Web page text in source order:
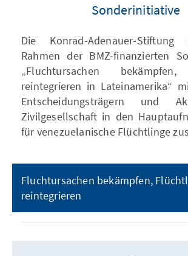
Sonderinitiative
Die Konrad-Adenauer-
Rahmen der BMZ-finanzierten
„Fluchtursachen
reintegrieren in Lateinamerika“
Entscheidungsträgern und
Zivilgesellschaft in den
für venezuelanische Flüchtlinge
Fluchtursachen bekämpfen,
reintegrieren